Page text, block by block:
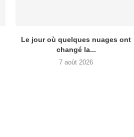
Le jour où quelques nuages ont
changé la...
7 août 2026